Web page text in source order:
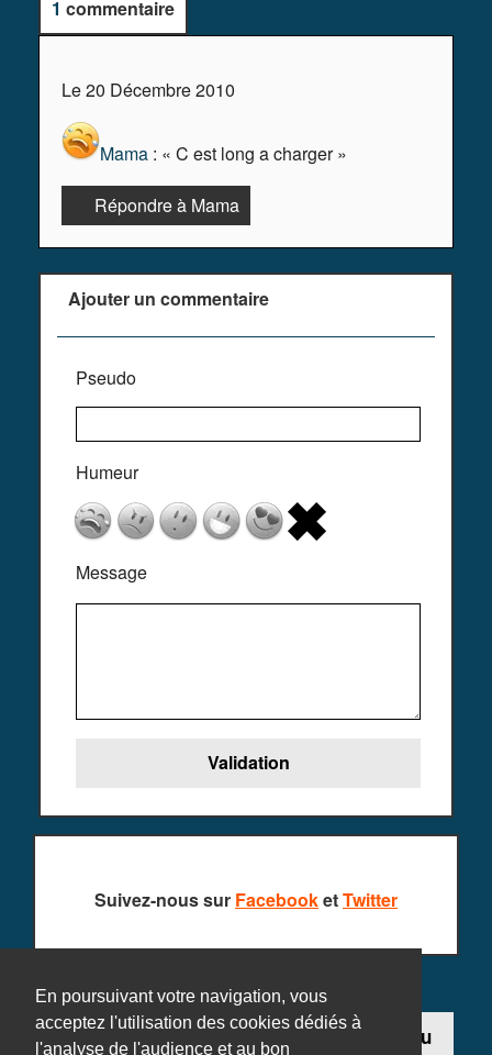
En poursuivant votre navigation, vous
acceptez l'utilisation des cookies dédiés à
l'analyse de l'audience et au bon
1 commentaire
Le 20 Décembre 2010
Mama : « C est long a charger »
Répondre à Mama
Ajouter un commentaire
Pseudo
Humeur
Message
Suivez-nous sur FacebooketTwitter
Contact Ajouter un jeu